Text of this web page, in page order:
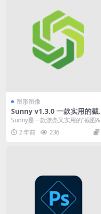
图形图像
Sunny v1.3.0 一款实用的截
图软件
Sunny是一款漂亮又实用的“截图&
钉图”的软件，亦支持“屏幕识图”和
“... 2 年前 236